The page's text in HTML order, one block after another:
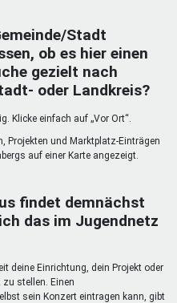
Stadt
ob es hier einen
gezielt nach
oder Landkreis?
Klicke einfach auf „Vor Ort“.
Projekten und Marktplatz-Einträgen
auf einer Karte angezeigt.
findet demnächst
das im Jugendnetz
deine Einrichtung, dein Projekt oder
stellen. Einen
sein Konzert eintragen kann, gibt